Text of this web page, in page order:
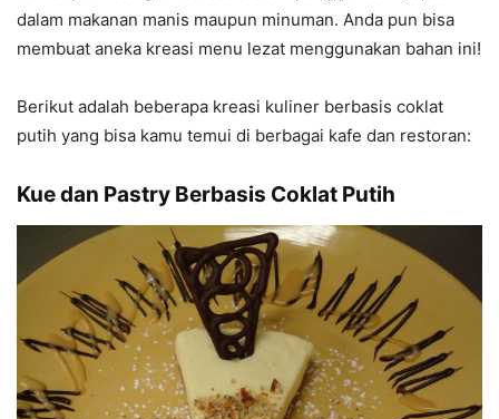
dalam makanan manis maupun minuman. Anda pun bisa
membuat aneka kreasi menu lezat menggunakan bahan ini!
Berikut adalah beberapa kreasi kuliner berbasis coklat
putih yang bisa kamu temui di berbagai kafe dan restoran:
Kue dan Pastry Berbasis Coklat Putih